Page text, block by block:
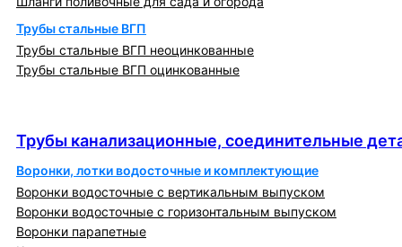
Трубы стальные ВГП
Трубы стальные ВГП неоцинкованные
Трубы стальные ВГП оцинкованные
Трубы канализационные, соединительные
Воронки, лотки водосточные и комплектующие
Воронки водосточные с вертикальным выпуском
Воронки водосточные с горизонтальным выпуском
Воронки парапетные